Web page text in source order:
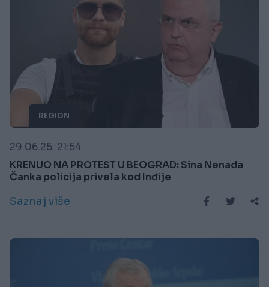
REGION
29.06.25. 21:54
KRENUO NA PROTEST U BEOGRAD: Sina Nenada
Čanka policija privela kod Inđije
Saznaj više